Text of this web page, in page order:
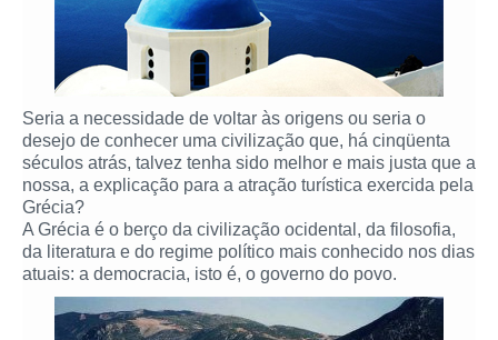
Seria a necessidade de voltar às origens ou seria o
desejo de conhecer uma civilização que, há cinqüenta
séculos atrás, talvez tenha sido melhor e mais justa que a
nossa, a explicação para a atração turística exercida pela
Grécia?
A Grécia é o berço da civilização ocidental, da filosofia,
da literatura e do regime político mais conhecido nos dias
atuais: a democracia, isto é, o governo do povo.